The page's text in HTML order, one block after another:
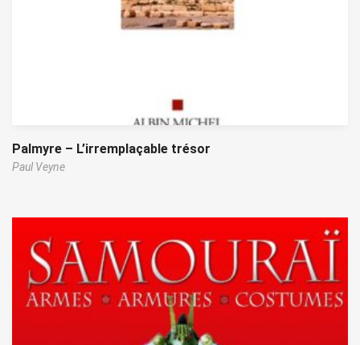
Palmyre – L’irremplaçable trésor
Paul Veyne